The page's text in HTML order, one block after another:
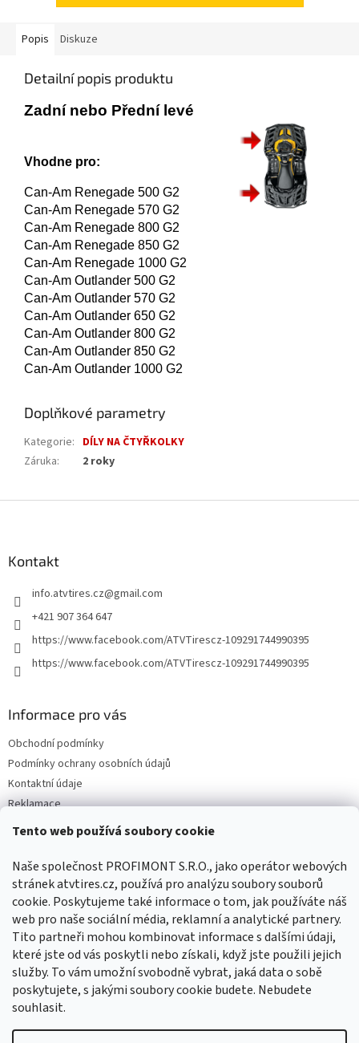
Tento web používá soubory cookie
Naše společnost PROFIMONT S.R.O., jako operátor webových
stránek atvtires.cz, používá pro analýzu soubory souborů
cookie. Poskytujeme také informace o tom, jak používáte náš
web pro naše sociální média, reklamní a analytické partnery.
Tito partneři mohou kombinovat informace s dalšími údaji,
které jste od vás poskytli nebo získali, když jste použili jejich
služby. To vám umožní svobodně vybrat, jaká data o sobě
poskytujete, s jakými soubory cookie budete. Nebudete
souhlasit.
Popis Diskuze
Detailní popis produktu
Zadní nebo Přední levé
Vhodne pro:
Can-Am Renegade 500 G2
Can-Am Renegade 570 G2
Can-Am Renegade 800 G2
Can-Am Renegade 850 G2
Can-Am Renegade 1000 G2
Can-Am Outlander 500 G2
Can-Am Outlander 570 G2
Can-Am Outlander 650 G2
Can-Am Outlander 800 G2
Can-Am Outlander 850 G2
Can-Am Outlander 1000 G2
Doplňkové parametry
Kategorie: DÍLY NA ČTYŘKOLKY
Záruka: 2 roky
Kontakt
info.atvtires.cz@gmail.com
+421 907 364 647
https://www.facebook.com/ATVTirescz-109291744990395
https://www.facebook.com/ATVTirescz-109291744990395
Informace pro vás
Obchodní podmínky
Podmínky ochrany osobních údajů
Kontaktní údaje
Reklamace
Facebook